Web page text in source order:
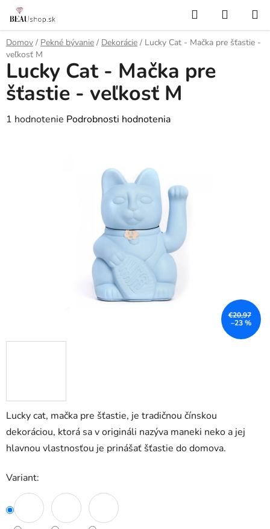
Prejsť
obsah
Hľadať
KOŠÍK
Domov / Pekné bývanie / Dekorácie / Lucky Cat - Mačka pre šťastie -
veľkosť M
Lucky cat, mačka pre šťastie, je tradičnou čínskou
dekoráciou, ktorá sa v origináli nazýva maneki neko a jej
hlavnou vlastnosťou je prinášať šťastie do domova.
Variant:
Lucky Cat - Mačka pre
šťastie - veľkosť M
Priemerné
1 hodnotenie Podrobnosti hodnotenia
€20,97
–23 %